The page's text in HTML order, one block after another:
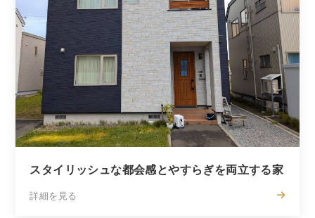
スタイリッシュな都会感とやすらぎを両立する家
詳細を見る